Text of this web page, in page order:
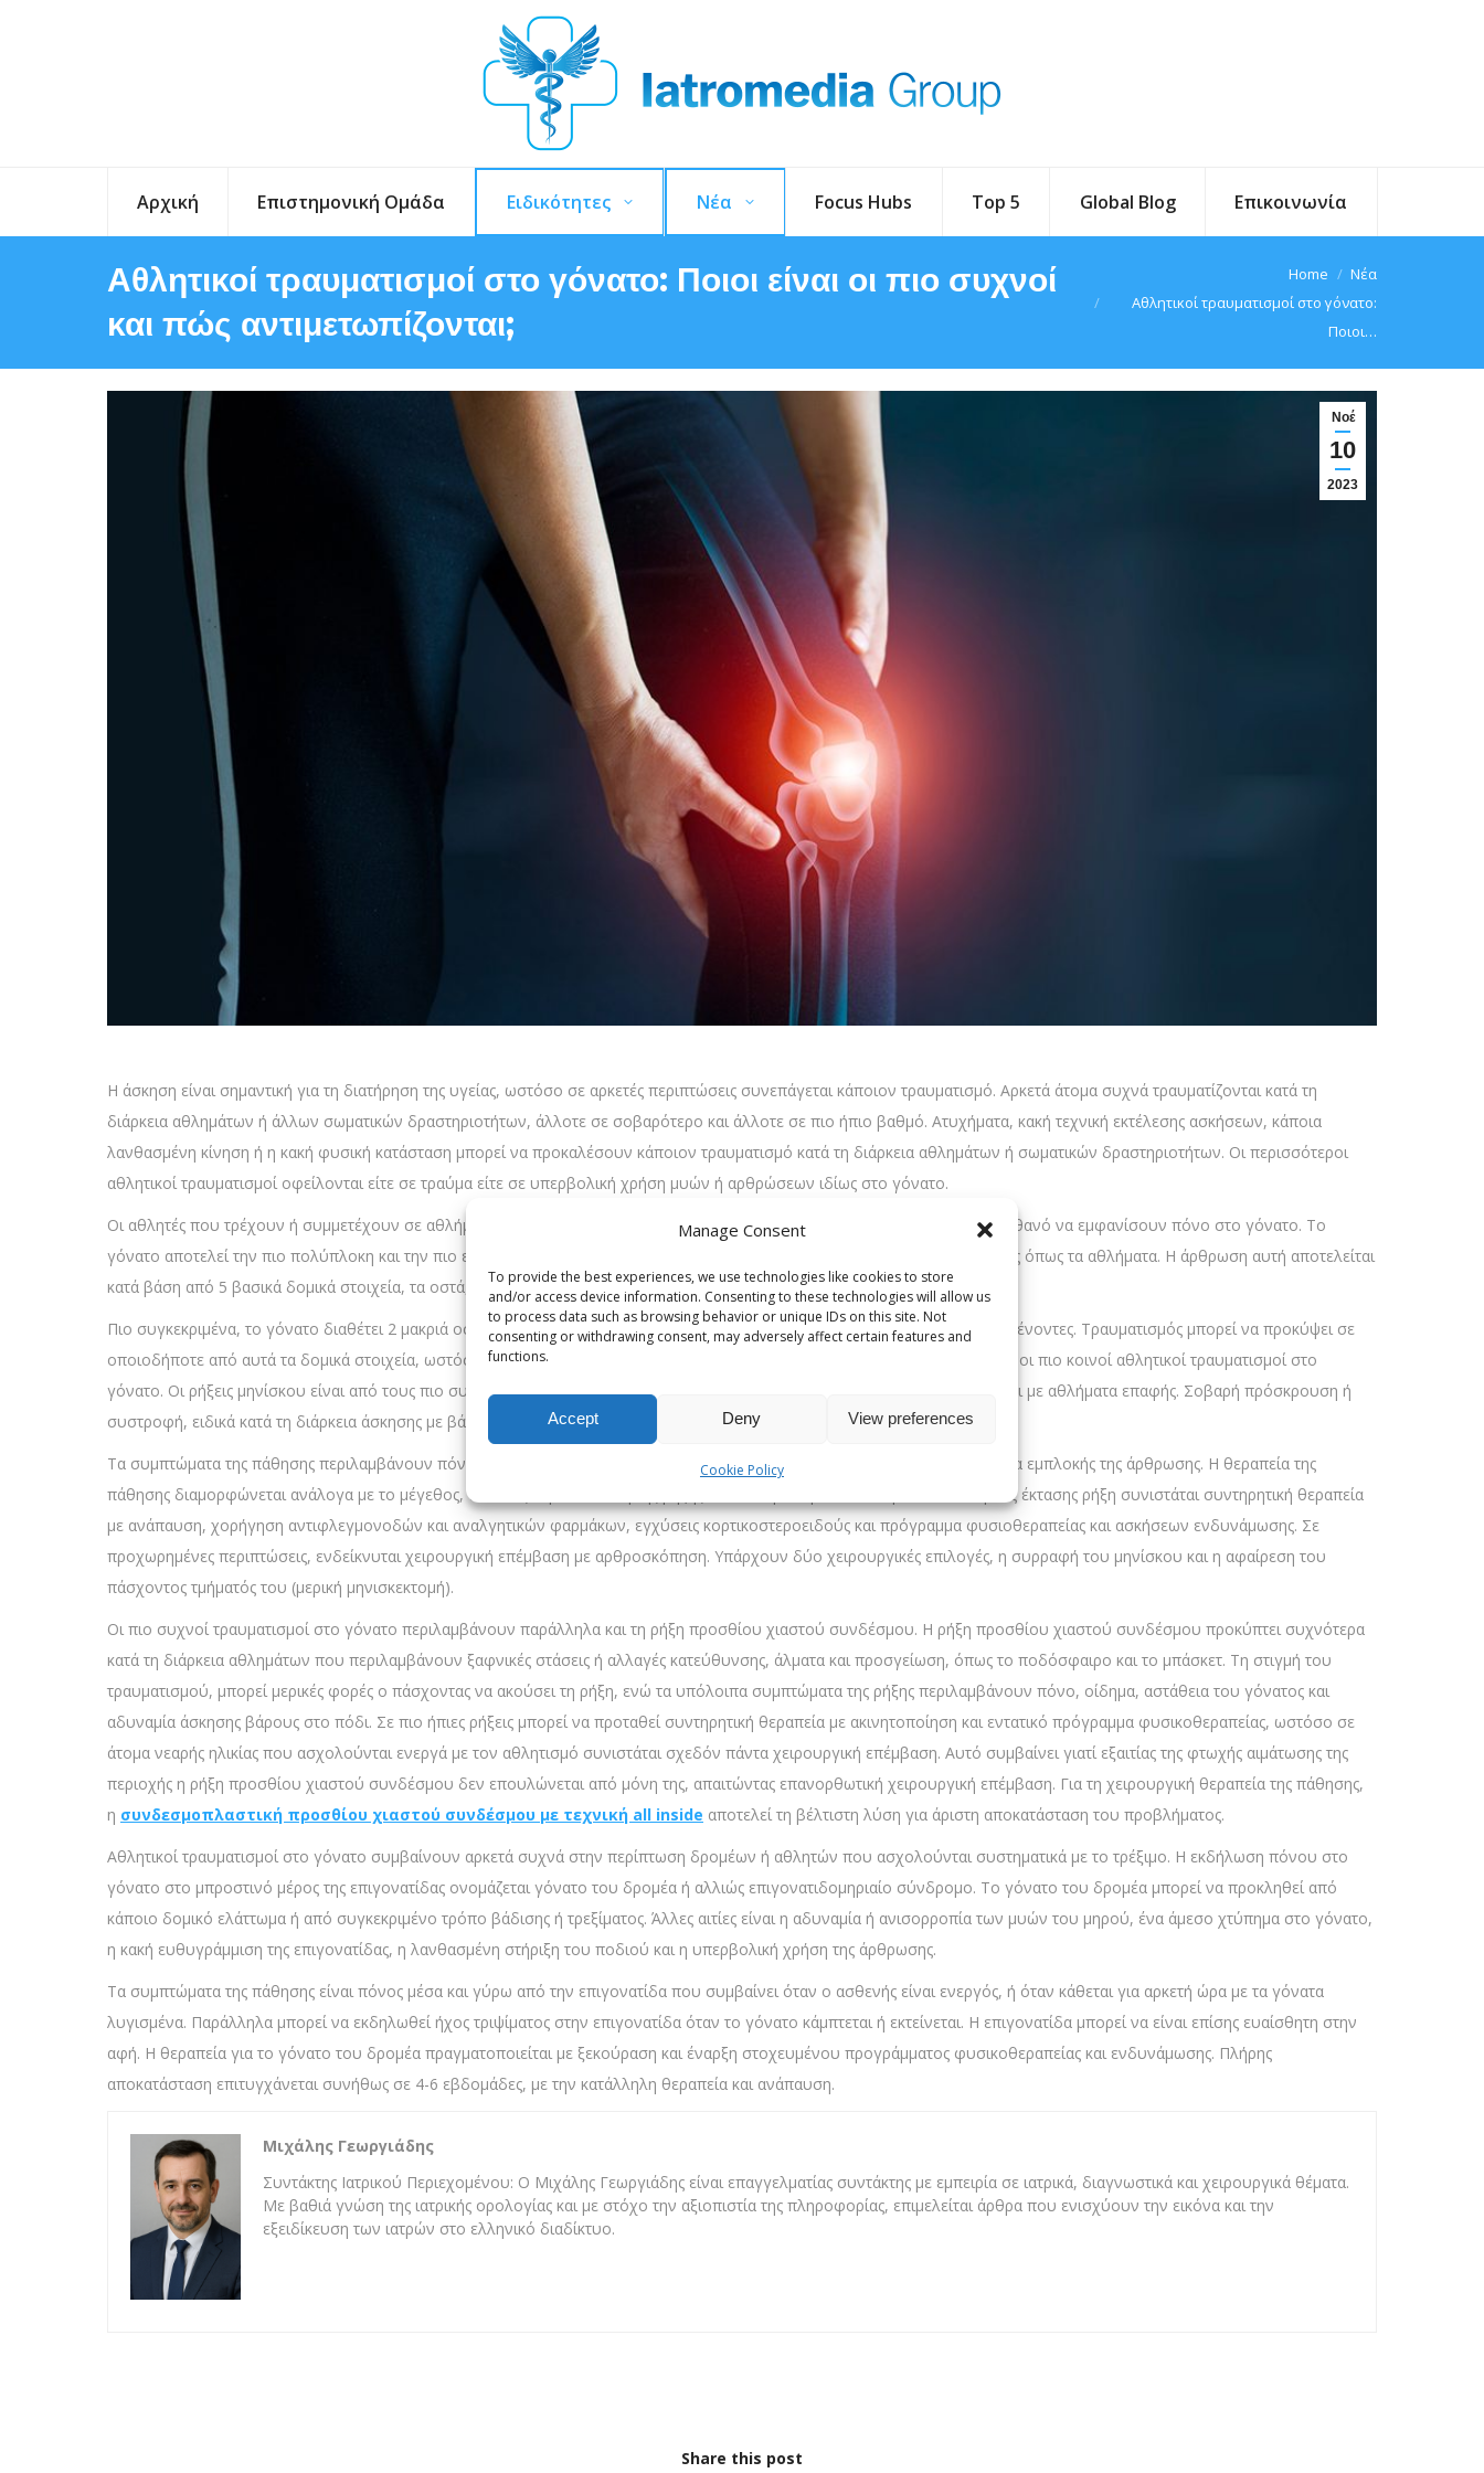
Manage Consent
To provide the best experiences, we use technologies like cookies to store
and/or access device information. Consenting to these technologies will allow us
to process data such as browsing behavior or unique IDs on this site. Not
consenting or withdrawing consent, may adversely affect certain features and
functions.
Accept Deny View preferences
Cookie Policy
Αρχική Επιστημονική Ομάδα Ειδικότητες Νέα Focus Hubs Top 5 Global Blog Επικοινωνία
Αθλητικοί τραυματισμοί στο γόνατο: Ποιοι είναι οι πιο συχνοί
και πώς αντιμετωπίζονται;
Home
Νέα
Αθλητικοί τραυματισμοί στο γόνατο:
Ποιοι…
Νοέ
10
2023
Η άσκηση είναι σημαντική για τη διατήρηση της υγείας, ωστόσο σε αρκετές περιπτώσεις συνεπάγεται κάποιον τραυματισμό. Αρκετά άτομα συχνά τραυματίζονται κατά τη
διάρκεια αθλημάτων ή άλλων σωματικών δραστηριοτήτων, άλλοτε σε σοβαρότερο και άλλοτε σε πιο ήπιο βαθμό. Ατυχήματα, κακή τεχνική εκτέλεσης ασκήσεων, κάποια
λανθασμένη κίνηση ή η κακή φυσική κατάσταση μπορεί να προκαλέσουν κάποιον τραυματισμό κατά τη διάρκεια αθλημάτων ή σωματικών δραστηριοτήτων. Οι περισσότεροι
αθλητικοί τραυματισμοί οφείλονται είτε σε τραύμα είτε σε υπερβολική χρήση μυών ή αρθρώσεων ιδίως στο γόνατο.
Οι αθλητές που τρέχουν ή συμμετέχουν σε αθλήματα που περιλαμβάνουν άλματα ή γρήγορη περιστροφή είναι επίσης πιο πιθανό να εμφανίσουν πόνο στο γόνατο. Το
γόνατο αποτελεί την πιο πολύπλοκη και την πιο ευάλωτη άρθρωση που φέρει μεγάλη πίεση από καθημερινές δραστηριότητες όπως τα αθλήματα. Η άρθρωση αυτή αποτελείται
κατά βάση από 5 βασικά δομικά στοιχεία, τα οστά, τους συνδέσμους, τους μύες, τους χόνδρους και τους τένοντες.
Πιο συγκεκριμένα, το γόνατο διαθέτει 2 μακριά οστά που συγκρατούνται μεταξύ τους από μύες, χόνδρους, συνδέσμους και τένοντες. Τραυματισμός μπορεί να προκύψει σε
οποιοδήποτε από αυτά τα δομικά στοιχεία, ωστόσο οι ρήξεις του πρόσθιου χιαστού συνδέσμου και οι ρήξεις μηνίσκου είναι οι πιο κοινοί αθλητικοί τραυματισμοί στο
γόνατο. Οι ρήξεις μηνίσκου είναι από τους πιο συνηθισμένους τραυματισμούς στο γόνατο ιδίως σε αθλητές που ασχολούνται με αθλήματα επαφής. Σοβαρή πρόσκρουση ή
συστροφή, ειδικά κατά τη διάρκεια άσκησης με βάρος, μπορεί να τραυματίσει αυτή τη δομή.
Τα συμπτώματα της πάθησης περιλαμβάνουν πόνο, δυσκαμψία,
, αδυναμία κάμψης ή έκτασης του γόνατος και αίσθημα εμπλοκής της άρθρωσης. Η θεραπεία της
πάθησης διαμορφώνεται ανάλογα με το μέγεθος, το είδος, την εντόπιση της ρήξης και τα συμπτώματα που προκαλεί. Σε ήπιας έκτασης ρήξη συνιστάται συντηρητική θεραπεία
με ανάπαυση, χορήγηση αντιφλεγμονοδών και αναλγητικών φαρμάκων, εγχύσεις κορτικοστεροειδούς και πρόγραμμα φυσιοθεραπείας και ασκήσεων ενδυνάμωσης. Σε
προχωρημένες περιπτώσεις, ενδείκνυται χειρουργική επέμβαση με αρθροσκόπηση. Υπάρχουν δύο χειρουργικές επιλογές, η συρραφή του μηνίσκου και η αφαίρεση του
πάσχοντος τμήματός του (μερική μηνισκεκτομή).
Οι πιο συχνοί τραυματισμοί στο γόνατο περιλαμβάνουν παράλληλα και τη ρήξη προσθίου χιαστού συνδέσμου. Η ρήξη προσθίου χιαστού συνδέσμου προκύπτει συχνότερα
κατά τη διάρκεια αθλημάτων που περιλαμβάνουν ξαφνικές στάσεις ή αλλαγές κατεύθυνσης, άλματα και προσγείωση, όπως το ποδόσφαιρο και το μπάσκετ. Τη στιγμή του
τραυματισμού, μπορεί μερικές φορές ο πάσχοντας να ακούσει τη ρήξη, ενώ τα υπόλοιπα συμπτώματα της ρήξης περιλαμβάνουν πόνο, οίδημα, αστάθεια του γόνατος και
αδυναμία άσκησης βάρους στο πόδι. Σε πιο ήπιες ρήξεις μπορεί να προταθεί συντηρητική θεραπεία με ακινητοποίηση και εντατικό πρόγραμμα φυσικοθεραπείας, ωστόσο σε
άτομα νεαρής ηλικίας που ασχολούνται ενεργά με τον αθλητισμό συνιστάται σχεδόν πάντα χειρουργική επέμβαση. Αυτό συμβαίνει γιατί εξαιτίας της φτωχής αιμάτωσης της
περιοχής η ρήξη προσθίου χιαστού συνδέσμου δεν επουλώνεται από μόνη της, απαιτώντας επανορθωτική χειρουργική επέμβαση. Για τη χειρουργική θεραπεία της πάθησης,
η συνδεσμοπλαστική προσθίου χιαστού συνδέσμου με τεχνική all inside αποτελεί τη βέλτιστη λύση για άριστη αποκατάσταση του προβλήματος.
Αθλητικοί τραυματισμοί στο γόνατο συμβαίνουν αρκετά συχνά στην περίπτωση δρομέων ή αθλητών που ασχολούνται συστηματικά με το τρέξιμο. Η εκδήλωση πόνου στο
γόνατο στο μπροστινό μέρος της επιγονατίδας ονομάζεται γόνατο του δρομέα ή αλλιώς επιγονατιδομηριαίο σύνδρομο. Το γόνατο του δρομέα μπορεί να προκληθεί από
κάποιο δομικό ελάττωμα ή από συγκεκριμένο τρόπο βάδισης ή τρεξίματος. Άλλες αιτίες είναι η αδυναμία ή ανισορροπία των μυών του μηρού, ένα άμεσο χτύπημα στο γόνατο,
η κακή ευθυγράμμιση της επιγονατίδας, η λανθασμένη στήριξη του ποδιού και η υπερβολική χρήση της άρθρωσης.
Τα συμπτώματα της πάθησης είναι πόνος μέσα και γύρω από την επιγονατίδα που συμβαίνει όταν ο ασθενής είναι ενεργός, ή όταν κάθεται για αρκετή ώρα με τα γόνατα
λυγισμένα. Παράλληλα μπορεί να εκδηλωθεί ήχος τριψίματος στην επιγονατίδα όταν το γόνατο κάμπτεται ή εκτείνεται. Η επιγονατίδα μπορεί να είναι επίσης ευαίσθητη στην
αφή. Η θεραπεία για το γόνατο του δρομέα πραγματοποιείται με ξεκούραση και έναρξη στοχευμένου προγράμματος φυσικοθεραπείας και ενδυνάμωσης. Πλήρης
αποκατάσταση επιτυγχάνεται συνήθως σε 4-6 εβδομάδες, με την κατάλληλη θεραπεία και ανάπαυση.
Μιχάλης Γεωργιάδης
Συντάκτης Ιατρικού Περιεχομένου: Ο Μιχάλης Γεωργιάδης είναι επαγγελματίας συντάκτης με εμπειρία σε ιατρικά, διαγνωστικά και χειρουργικά θέματα.
Με βαθιά γνώση της ιατρικής ορολογίας και με στόχο την αξιοπιστία της πληροφορίας, επιμελείται άρθρα που ενισχύουν την εικόνα και την
εξειδίκευση των ιατρών στο ελληνικό διαδίκτυο.
Share this post